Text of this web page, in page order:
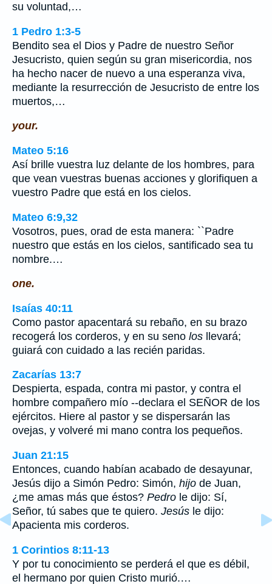
su voluntad,…
1 Pedro 1:3-5
Bendito sea el Dios y Padre de nuestro Señor
Jesucristo, quien según su gran misericordia, nos
ha hecho nacer de nuevo a una esperanza viva,
mediante la resurrección de Jesucristo de entre los
muertos,…
your.
Mateo 5:16
Así brille vuestra luz delante de los hombres, para
que vean vuestras buenas acciones y glorifiquen a
vuestro Padre que está en los cielos.
Mateo 6:9,32
Vosotros, pues, orad de esta manera: ``Padre
nuestro que estás en los cielos, santificado sea tu
nombre.…
one.
Isaías 40:11
Como pastor apacentará su rebaño, en su brazo
recogerá los corderos, y en su seno los llevará;
guiará con cuidado a las recién paridas.
Zacarías 13:7
Despierta, espada, contra mi pastor, y contra el
hombre compañero mío --declara el SEÑOR de los
ejércitos. Hiere al pastor y se dispersarán las
ovejas, y volveré mi mano contra los pequeños.
Juan 21:15
Entonces, cuando habían acabado de desayunar,
Jesús dijo a Simón Pedro: Simón, hijo de Juan,
¿me amas más que éstos? Pedro le dijo: Sí,
Señor, tú sabes que te quiero. Jesús le dijo:
Apacienta mis corderos.
1 Corintios 8:11-13
Y por tu conocimiento se perderá el que es débil,
el hermano por quien Cristo murió.…